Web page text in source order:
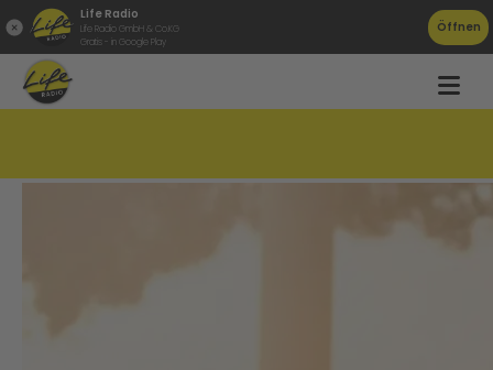
Life Radio
Life Radio GmbH & Co.KG
Gratis - in Google Play
Öffnen